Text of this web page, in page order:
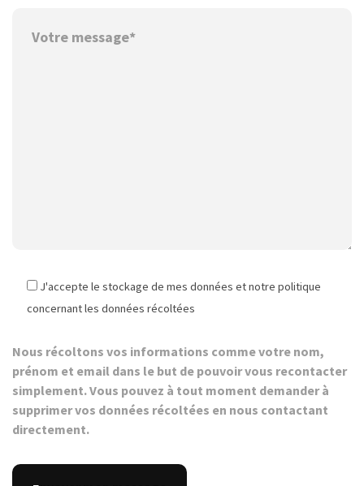
J'accepte le stockage de mes données et notre politique
concernant les données récoltées
Nous récoltons vos informations comme votre nom,
prénom et email dans le but de pouvoir vous recontacter
simplement. Vous pouvez à tout moment demander à
supprimer vos données récoltées en nous contactant
directement.